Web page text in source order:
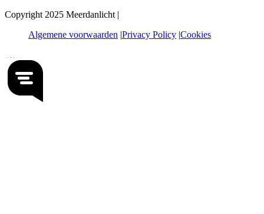
Copyright 2025 Meerdanlicht |
Algemene voorwaarden Privacy Policy Cookies